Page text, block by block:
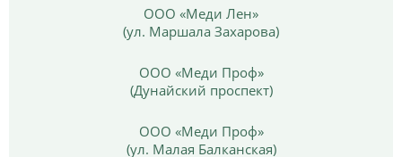
ООО «Меди Лен»
(ул. Маршала Захарова)
ООО «Меди Проф»
(Дунайский проспект)
ООО «Меди Проф»
(ул. Малая Балканская)